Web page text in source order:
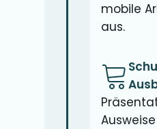
mobile
aus.